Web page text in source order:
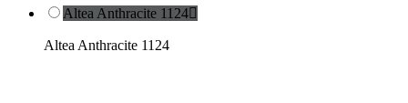
Altea Anthracite 1124
Altea Anthracite 1124